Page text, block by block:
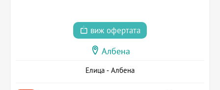
виж офертата
Албена
Елица - Албена